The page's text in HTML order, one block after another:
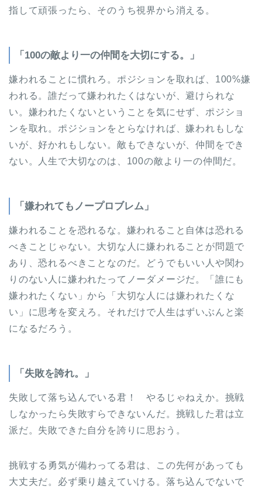
指して頑張ったら、そのうち視界から消える。
「100の敵より一の仲間を大切にする。」
嫌われることに慣れろ。ポジションを取れば、100%嫌
われる。誰だって嫌われたくはないが、避けられな
い。嫌われたくないということを気にせず、ポジショ
ンを取れ。ポジションをとらなければ、嫌われもしな
いが、好かれもしない。敵もできないが、仲間をでき
ない。人生で大切なのは、100の敵より一の仲間だ。
「嫌われてもノープロブレム」
嫌われることを恐れるな。嫌われること自体は恐れる
べきことじゃない。大切な人に嫌われることが問題で
あり、恐れるべきことなのだ。どうでもいい人や関わ
りのない人に嫌われたってノーダメージだ。「誰にも
嫌われたくない」から「大切な人には嫌われたくな
い」に思考を変えろ。それだけで人生はずいぶんと楽
になるだろう。
「失敗を誇れ。」
失敗して落ち込んでいる君！ やるじゃねえか。挑戦
しなかったら失敗すらできないんだ。挑戦した君は立
派だ。失敗できた自分を誇りに思おう。
挑戦する勇気が備わってる君は、この先何があっても
大丈夫だ。必ず乗り越えていける。落ち込んでないで